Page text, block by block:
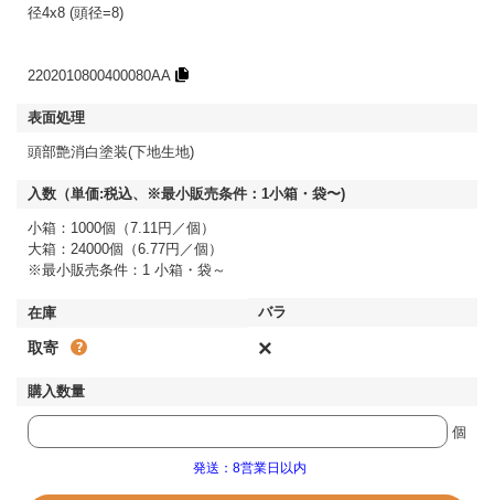
径4x8 (頭径=8)
2202010800400080AA
頭部艶消白塗装(下地生地)
小箱：1000個（7.11円／個）
大箱：24000個（6.77円／個）
※最小販売条件：1 小箱・袋～
取寄 ×
個
発送：8営業日以内